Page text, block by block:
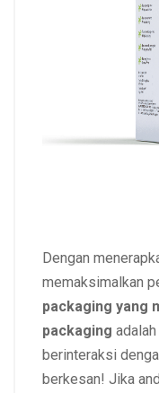
Dengan
memaksimalkan
packaging yang
packaging
berinteraksi
berkesan! Jika